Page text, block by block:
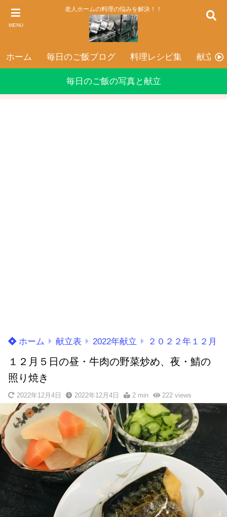
MENU
老人ホームの料理の悩みを解決！！
ホーム 毎日のご飯ブログ 料理レシピ集 献立表
毎日のご飯の写真と献立
ホーム 献立表 2022年献立 ２０２２年１２月
１２月５日の昼・牛肉の野菜炒め、夜・鯖の
照り焼き
2022年12月4日 2022年12月4日 2 min 222views